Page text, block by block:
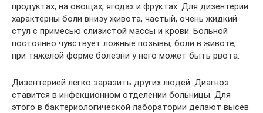
продуктах, на овощах, ягодах и фруктах. Для дизентерии
характерны боли внизу живота, частый, очень жидкий
стул с примесью слизистой массы и крови. Больной
постоянно чувствует ложные позывы, боли в животе,
при тяжелой форме болезни у него может быть рвота.
Дизентерией легко заразить других людей. Диагноз
ставится в инфекционном отделении больницы. Для
этого в бактериологической лаборатории делают высев